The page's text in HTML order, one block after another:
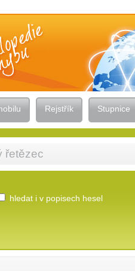
Rejstřík Stupnice
hledat i v popisech hesel